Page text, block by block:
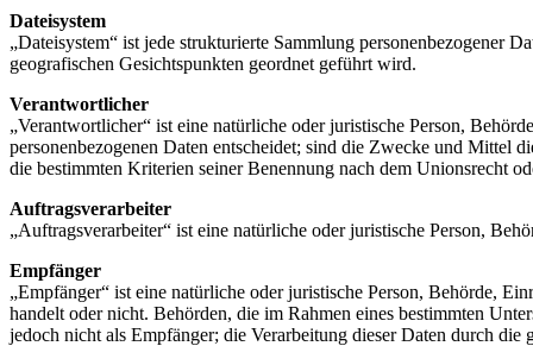
Dateisystem
„Dateisystem“ ist jede strukturierte Sammlung personenbezogener
geografischen Gesichtspunkten geordnet geführt wird.
Verantwortlicher
„Verantwortlicher“ ist eine natürliche oder juristische Person,
personenbezogenen Daten entscheidet; sind die Zwecke und Mittel
die bestimmten Kriterien seiner Benennung nach dem Unionsrecht
Auftragsverarbeiter
„Auftragsverarbeiter“ ist eine natürliche oder juristische Person,
Empfänger
„Empfänger“ ist eine natürliche oder juristische Person, Behörde,
handelt oder nicht. Behörden, die im Rahmen eines bestimmten
jedoch nicht als Empfänger; die Verarbeitung dieser Daten durch